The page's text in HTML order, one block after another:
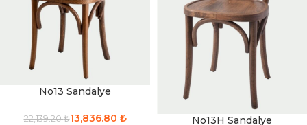
No13 Sandalye
22,139.20₺13,836.80 ₺ No13H Sandalye